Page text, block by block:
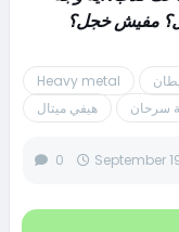
مفيش خجل؟
Heavy metal
سرحان هيفي ميتال
0 September